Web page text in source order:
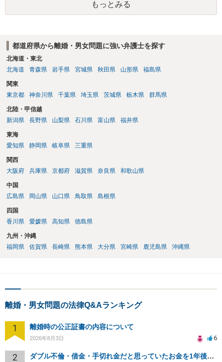
もっとみる
都道府県から離婚・男女問題に強い弁護士を探す
北海道・東北
北海道
青森県 岩手県 宮城県 秋田県 山形県 福島県
関東
東京都
神奈川県 千葉県 埼玉県 茨城県 栃木県 群馬県
北陸・甲信越
新潟県
長野県 山梨県 石川県 富山県 福井県
東海
愛知県
静岡県 岐阜県 三重県
関西
大阪府
兵庫県 京都府 滋賀県 奈良県 和歌山県
中国
広島県
岡山県 山口県 鳥取県 島根県
四国
香川県
愛媛県 高知県 徳島県
九州・沖縄
福岡県
佐賀県 長崎県 熊本県 大分県 宮崎県 鹿児島県 沖縄県
離婚・男女問題の法律Q&Aランキング
1 離婚時の公正証書の内容について
2026年8月3日 6
2 ダブル不倫・借金・手切れ金だと思っていたお金を1年後いまさら脅迫罪として通知書が来てまとめて請求